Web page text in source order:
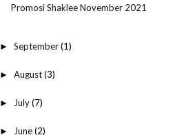
Promosi Shaklee November 2021
► September(1)
► August(3)
► July(7)
► June(2)